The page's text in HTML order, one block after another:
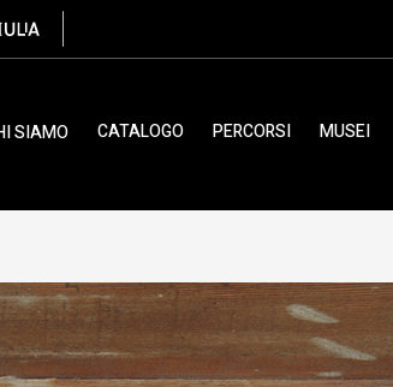
XV
SIAMO CATALOGO PERCORSI MUSEI